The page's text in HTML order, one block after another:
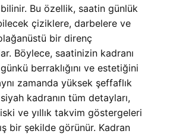
Bu özellik, saatin günlük
çiziklere, darbelere ve
bir direnç
Böylece, saatinizin kadranı
berraklığını ve estetiğini
zamanda yüksek şeffaflık
kadranın tüm detayları,
ve yıllık takvim göstergeleri
bir şekilde görünür. Kadran